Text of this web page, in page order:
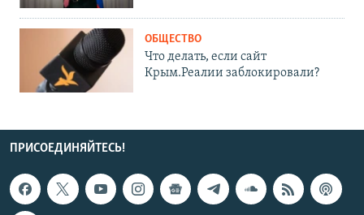
ОБЩЕСТВО
Что делать, если сайт
Крым.Реалии заблокировали?
ПРИСОЕДИНЯЙТЕСЬ!